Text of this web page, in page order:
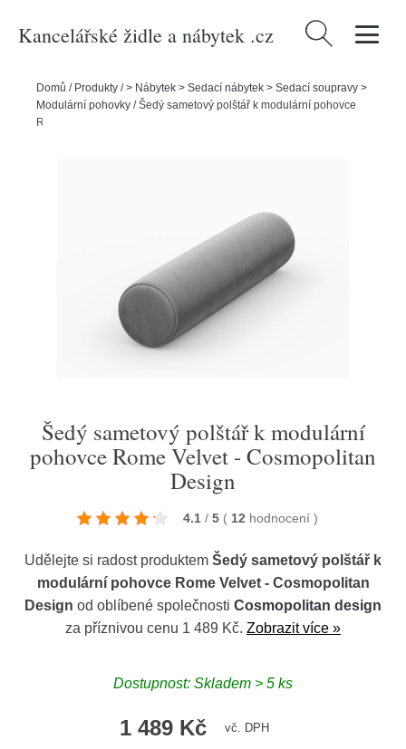
Kancelářské židle a nábytek .cz Vyhledávání
Domů / Produkty /> Nábytek > Sedací nábytek > Sedací soupravy >
Modulární pohovky /Šedý sametový polštář k modulární pohovce
Rome Velvet - Cosmopolitan Design
Šedý sametový polštář k modulární
pohovce Rome Velvet - Cosmopolitan
Design
4.1 / 5 ( 12 hodnocení )
Udělejte si radost produktem Šedý sametový polštář k
modulární pohovce Rome Velvet - Cosmopolitan
Design od oblíbené společnosti Cosmopolitan design
za příznivou cenu 1 489 Kč. Zobrazit více »
Dostupnost: Skladem > 5 ks
1 489 Kč vč. DPH